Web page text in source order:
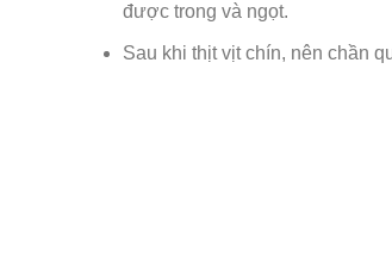
được trong và ngọt.
Sau khi thịt vịt chín, nên chần